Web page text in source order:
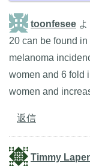
toonfesee
20 can be found
melanoma
women and 6 fold
women and
返信
Timmy